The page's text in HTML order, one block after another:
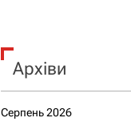
Архіви
Серпень 2026